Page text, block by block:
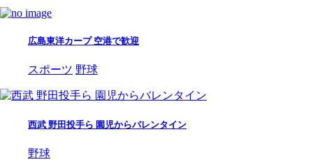
広島東洋カープ 空港で歓迎
スポーツ 野球
西武 野田投手ら 園児からバレンタイン
野球